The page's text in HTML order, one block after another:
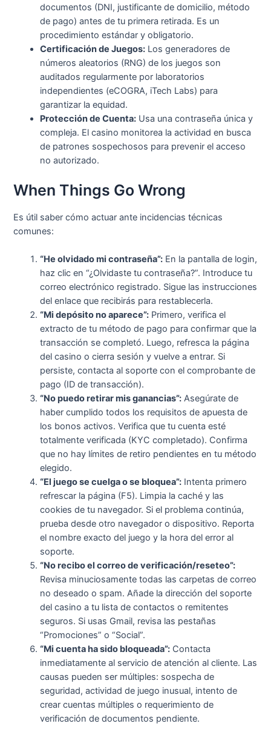
documentos (DNI, justificante de domicilio, método
de pago) antes de tu primera retirada. Es un
procedimiento estándar y obligatorio.
Certificación de Juegos: Los generadores de
números aleatorios (RNG) de los juegos son
auditados regularmente por laboratorios
independientes (eCOGRA, iTech Labs) para
garantizar la equidad.
Protección de Cuenta: Usa una contraseña única y
compleja. El casino monitorea la actividad en busca
de patrones sospechosos para prevenir el acceso
no autorizado.
When Things Go Wrong
Es útil saber cómo actuar ante incidencias técnicas
comunes:
“He olvidado mi contraseña”: En la pantalla de login,
haz clic en “¿Olvidaste tu contraseña?”. Introduce tu
correo electrónico registrado. Sigue las instrucciones
del enlace que recibirás para restablecerla.
“Mi depósito no aparece”: Primero, verifica el
extracto de tu método de pago para confirmar que la
transacción se completó. Luego, refresca la página
del casino o cierra sesión y vuelve a entrar. Si
persiste, contacta al soporte con el comprobante de
pago (ID de transacción).
“No puedo retirar mis ganancias”: Asegúrate de
haber cumplido todos los requisitos de apuesta de
los bonos activos. Verifica que tu cuenta esté
totalmente verificada (KYC completado). Confirma
que no hay límites de retiro pendientes en tu método
elegido.
“El juego se cuelga o se bloquea”: Intenta primero
refrescar la página (F5). Limpia la caché y las
cookies de tu navegador. Si el problema continúa,
prueba desde otro navegador o dispositivo. Reporta
el nombre exacto del juego y la hora del error al
soporte.
“No recibo el correo de verificación/reseteo”:
Revisa minuciosamente todas las carpetas de correo
no deseado o spam. Añade la dirección del soporte
del casino a tu lista de contactos o remitentes
seguros. Si usas Gmail, revisa las pestañas
“Promociones” o “Social”.
“Mi cuenta ha sido bloqueada”: Contacta
inmediatamente al servicio de atención al cliente. Las
causas pueden ser múltiples: sospecha de
seguridad, actividad de juego inusual, intento de
crear cuentas múltiples o requerimiento de
verificación de documentos pendiente.